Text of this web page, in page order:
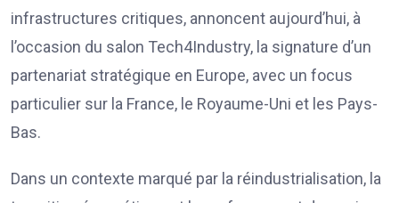
infrastructures critiques, annoncent aujourd’hui, à
l’occasion du salon Tech4Industry, la signature d’un
partenariat stratégique en Europe, avec un focus
particulier sur la France, le Royaume-Uni et les Pays-
Bas.
Dans un contexte marqué par la réindustrialisation, la